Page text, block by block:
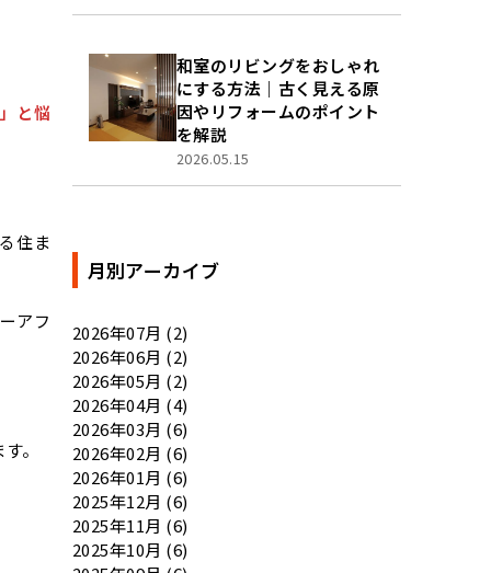
と悩
住ま
アフ
。
和室のリビングをおしゃれ
にする方法｜古く見える原
因やリフォームのポイント
を解説
2026.05.15
月別アーカイブ
2026年07月 (2)
2026年06月 (2)
2026年05月 (2)
2026年04月 (4)
2026年03月 (6)
2026年02月 (6)
2026年01月 (6)
2025年12月 (6)
2025年11月 (6)
2025年10月 (6)